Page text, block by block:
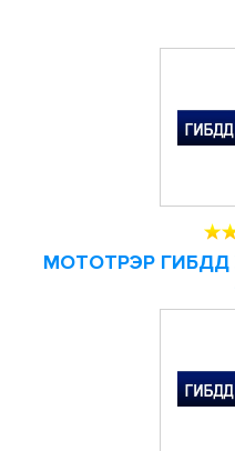
МОТОТРЭР ГИБДД